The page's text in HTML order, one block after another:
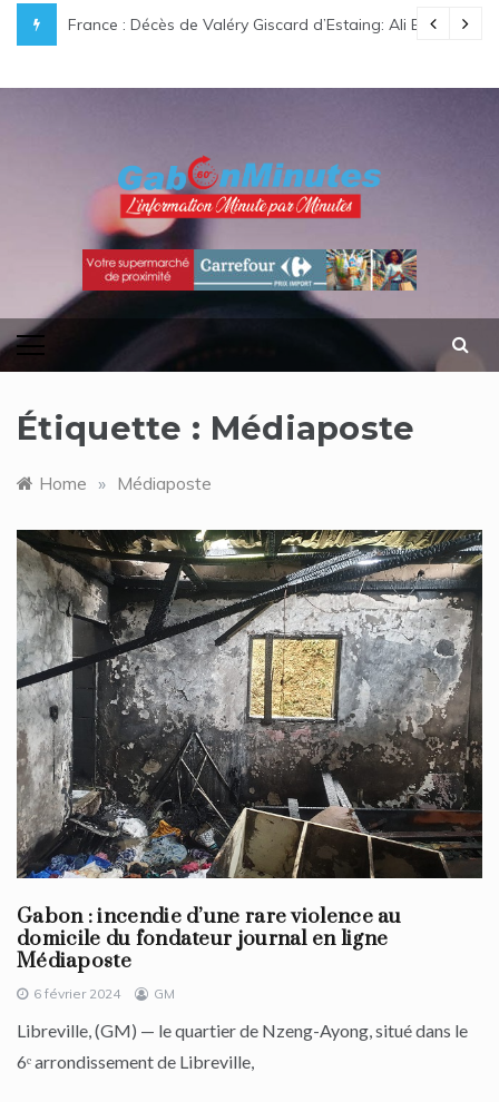
gabonaise au destin hors du commun
France : Décès de Valéry Giscard d’Estaing: Ali Bongo
gabonminutes.com
l'information minutes par minutes
Étiquette : Médiaposte
Home » Médiaposte
Gabon : incendie d’une rare violence au
domicile du fondateur journal en ligne
Médiaposte
6 février 2024 GM
Libreville, (GM) — le quartier de Nzeng-Ayong, situé dans le
6ᵉ arrondissement de Libreville,